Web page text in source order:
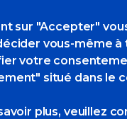
sur "Accepter"
vous-même
votre
situé dans le
plus, veuillez